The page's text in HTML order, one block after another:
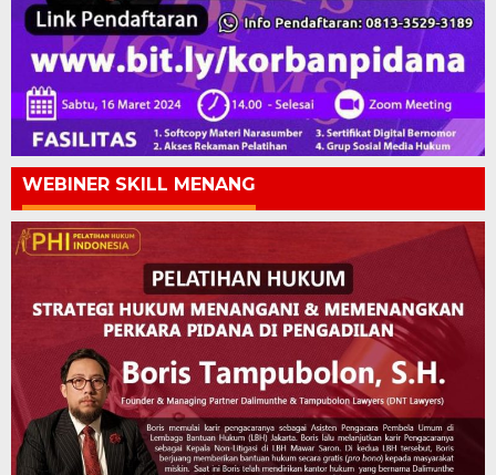
WEBINER SKILL MENANG